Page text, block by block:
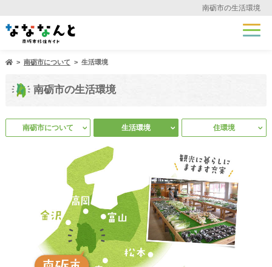
南砺市の生活環境
南砺市について 生活環境
南砺市の生活環境
南砺市について 生活環境 住環境